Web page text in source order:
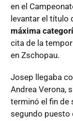
en el
levantar el título
máxima
cita de la
en Zschopau.
Josep llegaba
Andrea Verona,
terminó el fin de
segundo puesto